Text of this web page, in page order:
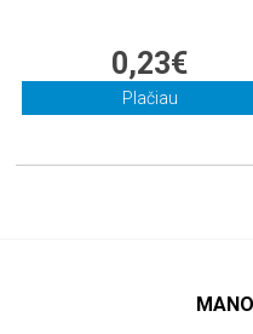
0,23€
Plačiau